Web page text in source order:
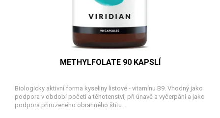
METHYLFOLATE 90 KAPSLÍ
Biologicky aktivní forma kyseliny listové - vitamínu B9. Vhodný jako
podpora v období početí a těhotenství, při únavě a vyčerpání a jako
podpora přirozeného obranného štítu...